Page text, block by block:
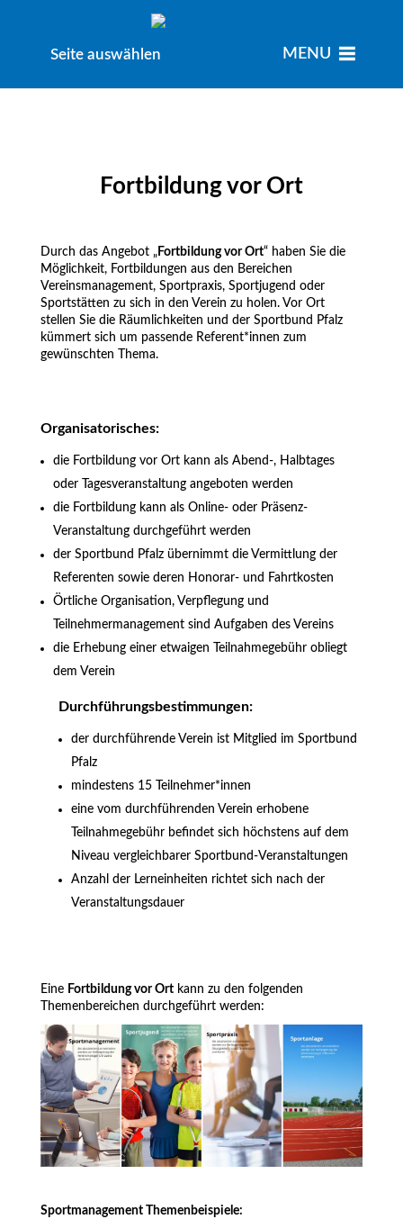
Seite auswählen MENU
Fortbildung vor Ort
Durch das Angebot „Fortbildung vor Ort“ haben Sie die
Möglichkeit, Fortbildungen aus den Bereichen
Vereinsmanagement, Sportpraxis, Sportjugend oder
Sportstätten zu sich in den Verein zu holen. Vor Ort
stellen Sie die Räumlichkeiten und der Sportbund Pfalz
kümmert sich um passende Referent*innen zum
gewünschten Thema.
Organisatorisches:
die Fortbildung vor Ort kann als Abend-, Halbtages
oder Tagesveranstaltung angeboten werden
die Fortbildung kann als Online- oder Präsenz-
Veranstaltung durchgeführt werden
der Sportbund Pfalz übernimmt die Vermittlung der
Referenten sowie deren Honorar- und Fahrtkosten
Örtliche Organisation, Verpflegung und
Teilnehmermanagement sind Aufgaben des Vereins
die Erhebung einer etwaigen Teilnahmegebühr obliegt
dem Verein
Durchführungsbestimmungen:
der durchführende Verein ist Mitglied im Sportbund
Pfalz
mindestens 15 Teilnehmer*innen
eine vom durchführenden Verein erhobene
Teilnahmegebühr befindet sich höchstens auf dem
Niveau vergleichbarer Sportbund-Veranstaltungen
Anzahl der Lerneinheiten richtet sich nach der
Veranstaltungsdauer
Eine Fortbildung vor Ortkann zu den folgenden
Themenbereichen durchgeführt werden:
Sportmanagement Themenbeispiele: